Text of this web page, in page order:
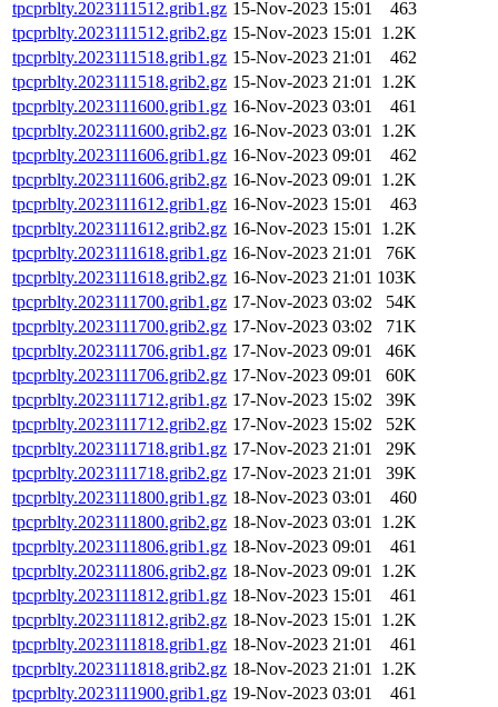
tpcprblty.2023111512.grib1.gz 15-Nov-2023 15:01
463
tpcprblty.2023111512.grib2.gz 15-Nov-2023 15:01 1.2K
tpcprblty.2023111518.grib1.gz 15-Nov-2023 21:01
462
tpcprblty.2023111518.grib2.gz 15-Nov-2023 21:01 1.2K
tpcprblty.2023111600.grib1.gz 16-Nov-2023 03:01
461
tpcprblty.2023111600.grib2.gz 16-Nov-2023 03:01 1.2K
tpcprblty.2023111606.grib1.gz 16-Nov-2023 09:01
462
tpcprblty.2023111606.grib2.gz 16-Nov-2023 09:01 1.2K
tpcprblty.2023111612.grib1.gz 16-Nov-2023 15:01
463
tpcprblty.2023111612.grib2.gz 16-Nov-2023 15:01 1.2K
tpcprblty.2023111618.grib1.gz 16-Nov-2023 21:01
76K
tpcprblty.2023111618.grib2.gz 16-Nov-2023 21:01 103K
tpcprblty.2023111700.grib1.gz 17-Nov-2023 03:02
54K
tpcprblty.2023111700.grib2.gz 17-Nov-2023 03:02
71K
tpcprblty.2023111706.grib1.gz 17-Nov-2023 09:01
46K
tpcprblty.2023111706.grib2.gz 17-Nov-2023 09:01
60K
tpcprblty.2023111712.grib1.gz 17-Nov-2023 15:02
39K
tpcprblty.2023111712.grib2.gz 17-Nov-2023 15:02
52K
tpcprblty.2023111718.grib1.gz 17-Nov-2023 21:01
29K
tpcprblty.2023111718.grib2.gz 17-Nov-2023 21:01
39K
tpcprblty.2023111800.grib1.gz 18-Nov-2023 03:01
460
tpcprblty.2023111800.grib2.gz 18-Nov-2023 03:01 1.2K
tpcprblty.2023111806.grib1.gz 18-Nov-2023 09:01
461
tpcprblty.2023111806.grib2.gz 18-Nov-2023 09:01 1.2K
tpcprblty.2023111812.grib1.gz 18-Nov-2023 15:01
461
tpcprblty.2023111812.grib2.gz 18-Nov-2023 15:01 1.2K
tpcprblty.2023111818.grib1.gz 18-Nov-2023 21:01
461
tpcprblty.2023111818.grib2.gz 18-Nov-2023 21:01 1.2K
tpcprblty.2023111900.grib1.gz 19-Nov-2023 03:01
461